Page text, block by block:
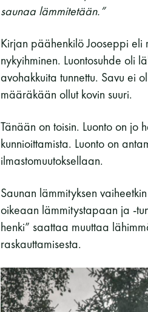
saunaa lämmitetään.”
Kirjan päähenkilö Jooseppi eli
nykyihminen. Luontosuhde oli
avohakkuita tunnettu. Savu ei
määräkään ollut kovin suuri.
Tänään on toisin. Luonto on jo
kunnioittamista. Luonto on
ilmastomuutoksellaan.
Saunan lämmityksen
oikeaan lämmitystapaan ja -
henki” saattaa muuttaa
raskauttamisesta.